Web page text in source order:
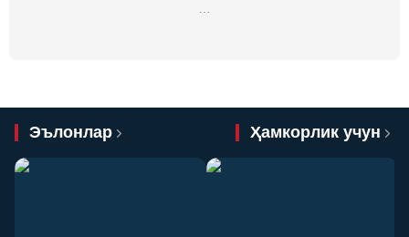
…
Эълонлар Ҳамкорлик учун